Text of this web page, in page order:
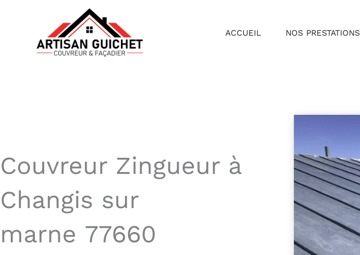
ACCUEIL NOS PRESTATIONS
Couvreur Zingueur à
Changis sur
marne 77660